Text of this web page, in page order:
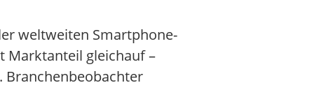
weltweiten Smartphone-
Marktanteil gleichauf –
Branchenbeobachter